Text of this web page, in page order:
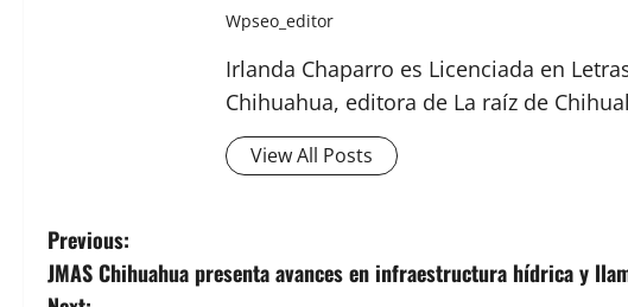
Wpseo_editor
Irlanda Chaparro es Licenciada en
Chihuahua, editora de La raíz de
View All Posts
P
o
Previous:
JMAS Chihuahua presenta avances en infraestructura hídrica y